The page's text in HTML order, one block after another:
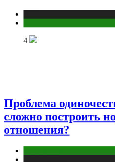
4
Проблема
сложно построить
отношения?